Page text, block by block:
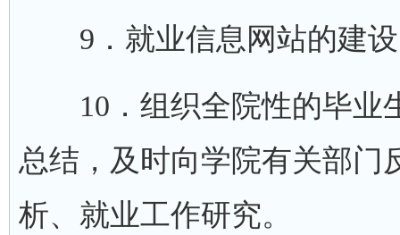
9．就业信息网站的建设
10．组织全院性的毕业
总结，及时向学院有关部门
析、就业工作研究。